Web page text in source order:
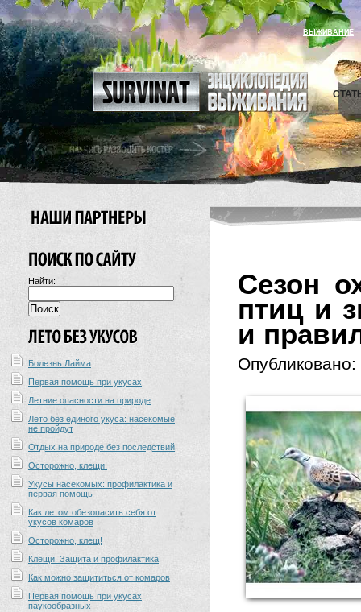
ВЫЖИВАНИЕ
Найти:
Болезнь Лайма
Первая помощь при укусах
Летние опасности на природе
Лето без единого укуса: насекомые
не пройдут
Отдых на природе без последствий
Осторожно, клещи!
Укусы насекомых: профилактика и
первая помощь
Как летом обезопасить себя от
укусов комаров
Осторожно, клещ!
Клещи. Защита и профилактика
Как можно защититься от комаров
Первая помощь при укусах
паукообразных
Сезон
птиц и
и
Опубликовано: